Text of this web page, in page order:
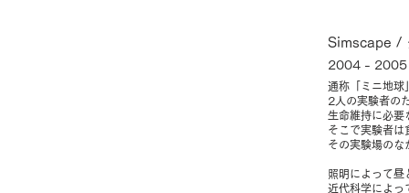
Simscape /
2004 - 2005
通称「ミニ地球
2人の実験者の
生命維持に必要
そこで実験者は
その実験場のな
照明によって
近代科学によっ